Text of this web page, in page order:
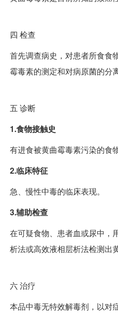
四 检查
首先调查病史，对患者所食食
霉毒素的测定和对病原菌的分
五 诊断
1.食物接触史
有进食被黄曲霉毒素污染的食
2.临床特征
急、慢性中毒的临床表现。
3.辅助检查
在可疑食物、患者血或尿中，
析法或高效液相层析法检测出
六治疗
本品中毒无特效解毒剂，以对